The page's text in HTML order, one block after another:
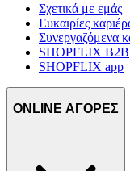
Σχετικά με εμάς
Ευκαιρίες
Συνεργαζόμενα
SHOPFLIX B2B
SHOPFLIX app
ONLINE ΑΓΟΡΕΣ